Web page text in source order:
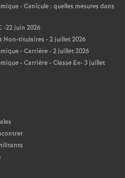
- Canicule : quelles mesures dans
-22 juin 2026
Non-titulaires - 2 juillet 2026
- Carrière - 2 juillet 2026
- Carrière - Classe Ex- 3 juillet